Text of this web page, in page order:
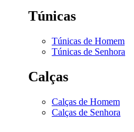
Túnicas
Túnicas de Homem
Túnicas de Senhora
Calças
Calças de Homem
Calças de Senhora